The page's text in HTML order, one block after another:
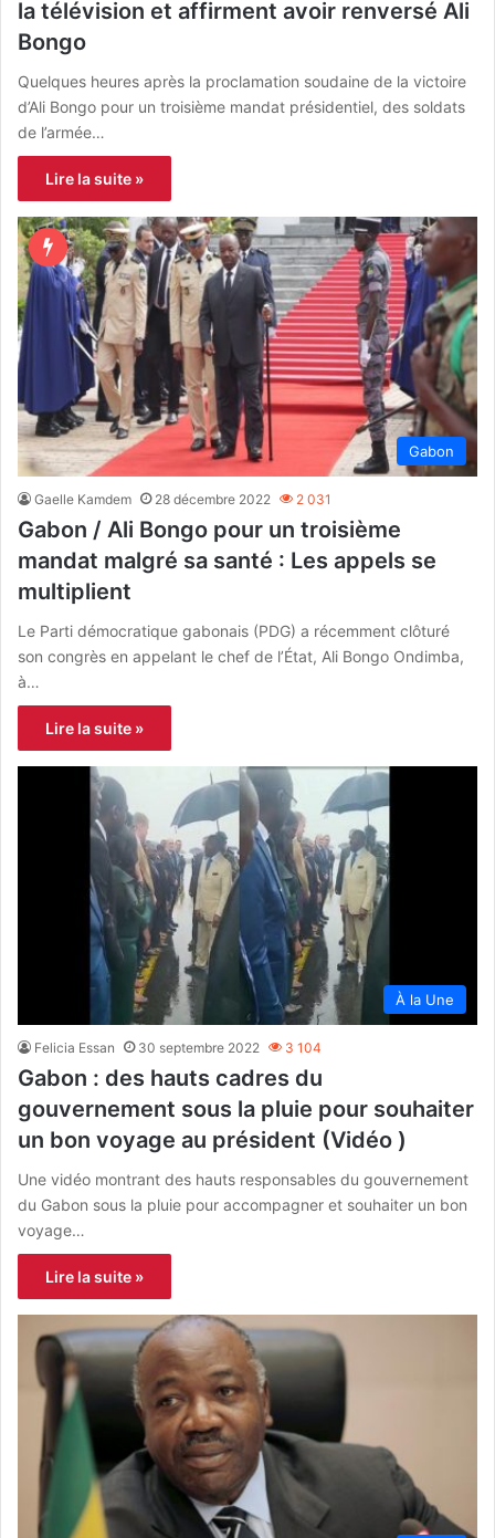
la télévision et affirment avoir renversé Ali
Bongo
Quelques heures après la proclamation soudaine de la victoire
d’Ali Bongo pour un troisième mandat présidentiel, des soldats
de l’armée…
Lire la suite »
Gabon
Gaelle Kamdem 28 décembre 2022 2 031
Gabon / Ali Bongo pour un troisième
mandat malgré sa santé : Les appels se
multiplient
Le Parti démocratique gabonais (PDG) a récemment clôturé
son congrès en appelant le chef de l’État, Ali Bongo Ondimba,
à…
Lire la suite »
À la Une
Felicia Essan 30 septembre 2022 3 104
Gabon : des hauts cadres du
gouvernement sous la pluie pour souhaiter
un bon voyage au président (Vidéo )
Une vidéo montrant des hauts responsables du gouvernement
du Gabon sous la pluie pour accompagner et souhaiter un bon
voyage…
Lire la suite »